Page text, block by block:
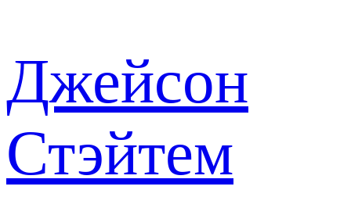
Джейсон
Стэйтем